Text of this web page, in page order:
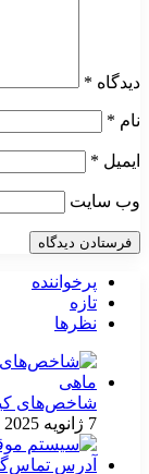
دیدگاه *
نام *
ایمیل *
وب‌ سایت
پرخواننده
تازه
نظرها
شاخص‌های
7 ژانویه 2025